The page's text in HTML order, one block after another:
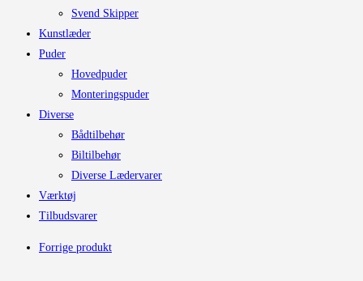
Svend Skipper
Kunstlæder
Puder
Hovedpuder
Monteringspuder
Diverse
Bådtilbehør
Biltilbehør
Diverse Lædervarer
Værktøj
Tilbudsvarer
Forrige produkt